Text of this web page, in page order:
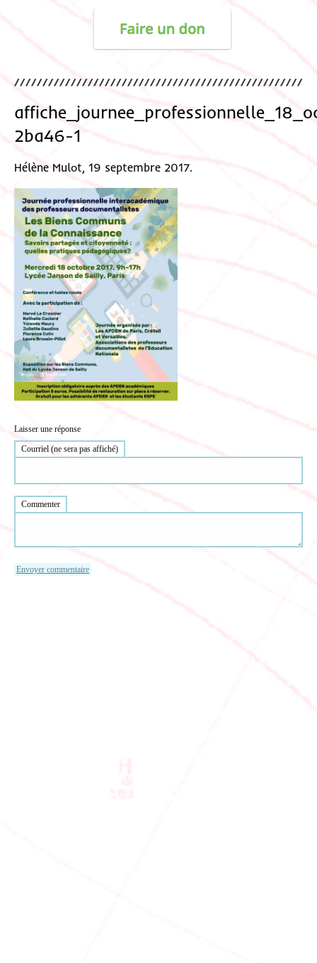
2ba46-1
Hélène Mulot, 19 septembre 2017.
Laisser une réponse
Courriel (ne sera pas affiché)
Commenter